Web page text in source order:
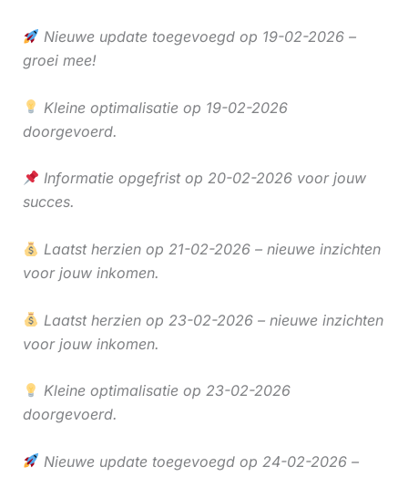
Nieuwe update toegevoegd op 19-02-2026 –
groei mee!
Kleine optimalisatie op 19-02-2026
doorgevoerd.
Informatie opgefrist op 20-02-2026 voor jouw
succes.
Laatst herzien op 21-02-2026 – nieuwe inzichten
voor jouw inkomen.
Laatst herzien op 23-02-2026 – nieuwe inzichten
voor jouw inkomen.
Kleine optimalisatie op 23-02-2026
doorgevoerd.
Nieuwe update toegevoegd op 24-02-2026 –